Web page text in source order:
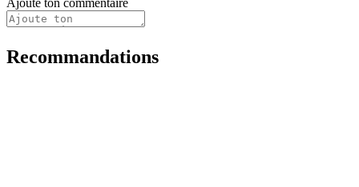
Ajoute ton commentaire
Recommandations